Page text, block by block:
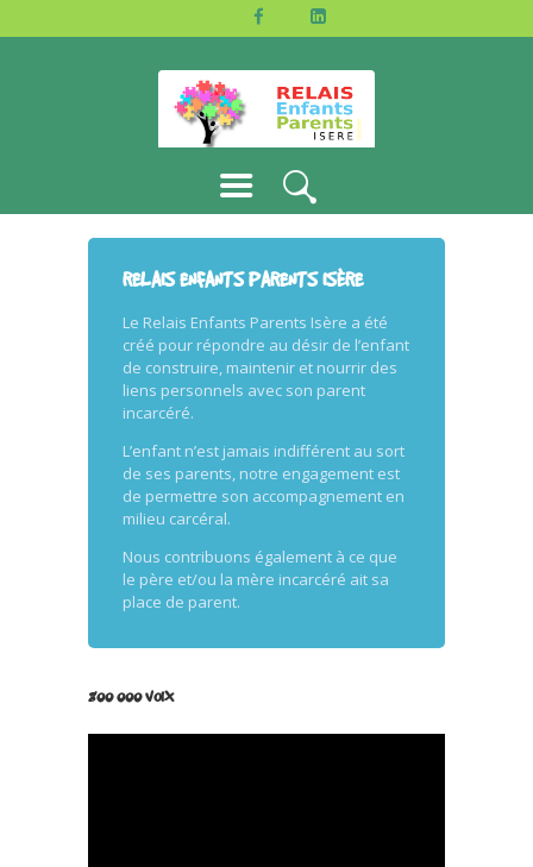
L’ASSOCIATION
JE M’IMPLIQUE
PARTENAIRES
CONTACTS
RELAIS ENFANTS PARENTS ISÈRE
Le Relais Enfants Parents Isère a été
créé pour répondre au désir de l’enfant
de construire, maintenir et nourrir des
liens personnels avec son parent
incarcéré.
L’enfant n’est jamais indifférent au sort
de ses parents, notre engagement est
de permettre son accompagnement en
milieu carcéral.
Nous contribuons également à ce que
le père et/ou la mère incarcéré ait sa
place de parent.
800 000 VOIX